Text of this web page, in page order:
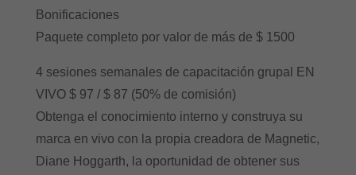
Bonificaciones
Paquete completo por valor de más de $ 1500
4 sesiones semanales de capacitación grupal EN
VIVO $ 97 / $ 87 (50% de comisión)
Obtenga el conocimiento interno y construya su
marca en vivo con la propia creadora de Magnetic,
Diane Hoggarth, la oportunidad de obtener sus